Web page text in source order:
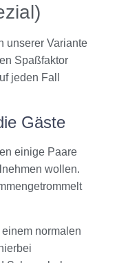
unserer Variante
Spaßfaktor
jeden Fall
Gäste
einige Paare
wollen.
normalen